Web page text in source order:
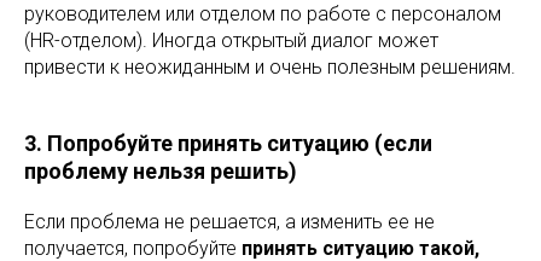
руководителем или отделом по работе с персоналом
(HR-отделом). Иногда открытый диалог может
привести к неожиданным и очень полезным решениям.
3. Попробуйте принять ситуацию (если
проблему нельзя решить)
Если проблема не решается, а изменить ее не
получается, попробуйте принять ситуацию такой,